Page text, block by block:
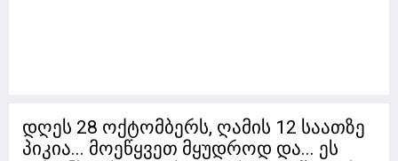
დღეს 28 ოქტომბერს, ღამის 12 საათზე
პიკია... მოეწყვეთ მყუდროდ და... ეს